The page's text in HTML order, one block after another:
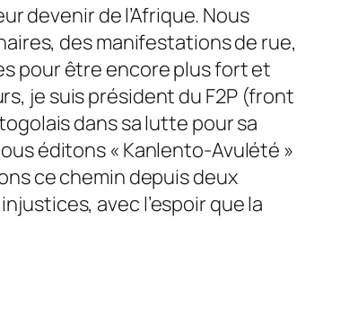
devenir de l’Afrique. Nous
des manifestations de rue,
pour être encore plus fort et
je suis président du F2P (front
dans sa lutte pour sa
éditons « Kanlento-Avulété »
ce chemin depuis deux
avec l’espoir que la